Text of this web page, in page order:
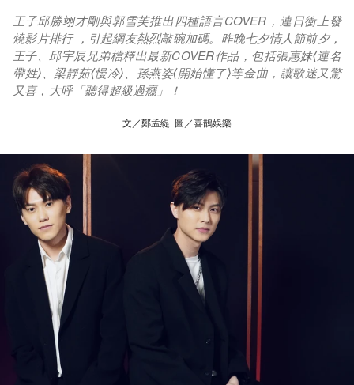
王子邱勝翊才剛與郭雪芙推出四種語言COVER，連日衝上發
燒影片排行 ，引起網友熱烈敲碗加碼。昨晚七夕情人節前夕，
王子、邱宇辰兄弟檔釋出最新COVER作品，包括張惠妹⟨連名
帶姓⟩、梁靜茹⟨慢冷⟩、孫燕姿⟨開始懂了⟩等金曲，讓歌迷又驚
又喜，大呼「聽得超級過癮」！
文／鄭孟緹 圖／喜鵲娛樂